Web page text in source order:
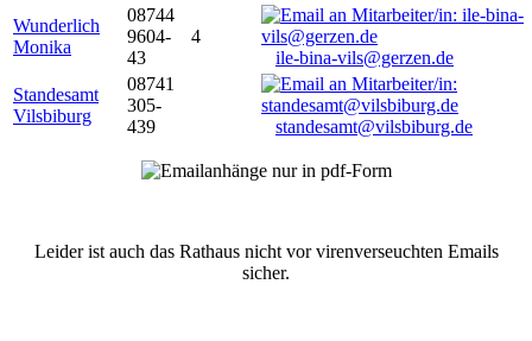
Wunderlich
Monika
08744
9604-
43
4
ile-bina-vils@gerzen.de
Standesamt
Vilsbiburg
08741
305-
439
standesamt@vilsbiburg.de
Leider ist auch das Rathaus nicht vor virenverseuchten Emails
sicher.